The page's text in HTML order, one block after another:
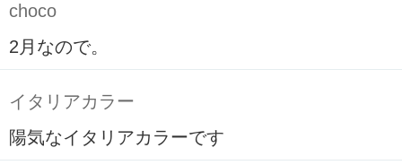
choco
2月なので。
イタリアカラー
陽気なイタリアカラーです